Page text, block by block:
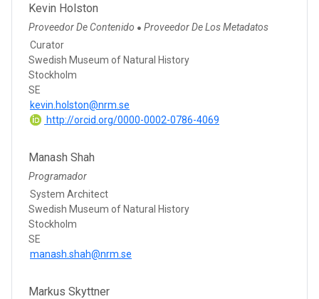
Kevin Holston
Proveedor De Contenido ● Proveedor De Los Metadatos
Curator
Swedish Museum of Natural History
Stockholm
SE
kevin.holston@nrm.se
http://orcid.org/0000-0002-0786-4069
Manash Shah
Programador
System Architect
Swedish Museum of Natural History
Stockholm
SE
manash.shah@nrm.se
Markus Skyttner